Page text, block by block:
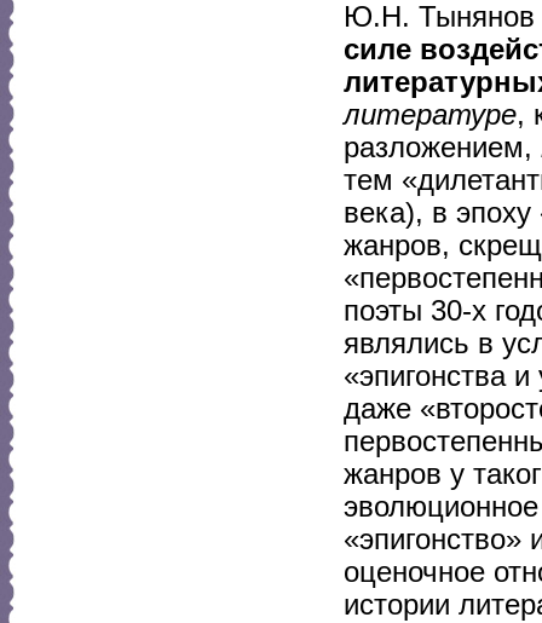
Ю.Н. Тынянов
силе
литературе,
разложением,
тем
века), в
жанров,
поэты 30-х
являлись в
«эпигонства
даже
жанров у
эволюционное
оценочное
истории